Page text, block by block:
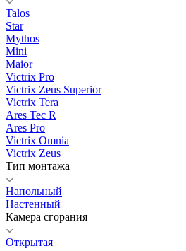
Talos
Star
Mythos
Mini
Maior
Victrix Pro
Victrix Zeus Superior
Victrix Tera
Ares Tec R
Ares Pro
Victrix Omnia
Victrix Zeus
Тип монтажа
Напольный
Настенный
Камера сгорания
Открытая